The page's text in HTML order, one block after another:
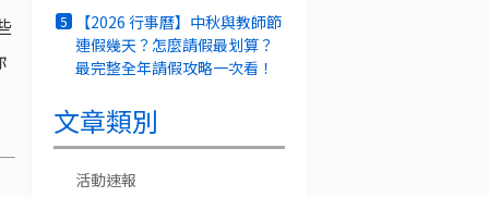
5
【2026 行事曆】中秋與教師節
連假幾天？怎麼請假最划算？
最完整全年請假攻略一次看！
文章類別
活動速報